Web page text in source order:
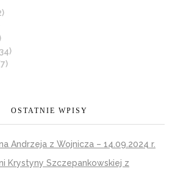
OSTATNIE WPISY
Andrzeja z Wojnicza – 14.09.2024 r.
Krystyny Szczepankowskiej z